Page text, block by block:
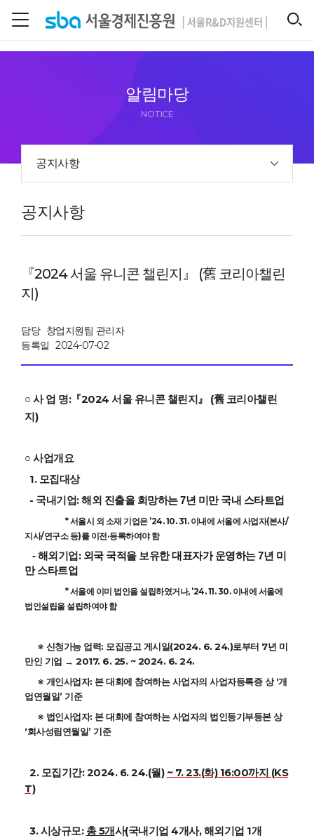
알림마당
NOTICE
공지사항
공지사항
『2024 서울 유니콘 챌린지』 (舊 코리아챌린
지)
담당 창업지원팀 관리자
등록일 2024-07-02
○ 사 업 명:『2024 서울 유니콘 챌린지』 (舊 코리아챌린
지)
○ 사업개요
1. 모집대상
- 국내기업:해외 진출을 희망하는 7년 미만 국내 스타트업
* 서울시 외 소재 기업은 ’24. 10. 31. 이내에 서울에 사업자(본사/
지사/연구소 등)를 이전·등록하여야 함
- 해외기업: 외국 국적을 보유한 대표자가 운영하는 7년 미
만 스타트업
* 서울에 이미 법인을 설립하였거나, ’24. 11. 30. 이내에 서울에
법인설립을 설립하여야 함
※ 신청가능 업력: 모집공고 게시일(2024. 6. 24.)로부터 7년 미
만인 기업 → 2017. 6. 25. ~ 2024. 6. 24.
※ 개인사업자: 본 대회에 참여하는 사업자의 사업자등록증 상 ‘개
업연월일’ 기준
※ 법인사업자: 본 대회에 참여하는 사업자의 법인등기부등본 상
‘회사성립연월일’ 기준
2. 모집기간:2024. 6. 24.(월) ~ 7. 23.(화) 16:00까지 (KS
T)
3. 시상규모: 총 5개사(국내기업 4개사, 해외기업 1개